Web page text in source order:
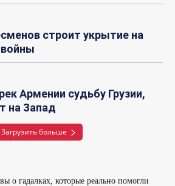
строит укрытие на
Армении судьбу Грузии,
на Запад
Загрузить больше
о гадалках, которые реально помогли